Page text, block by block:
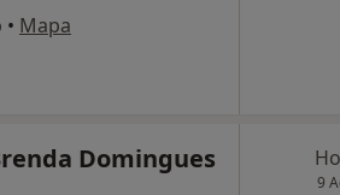
• Mapa
Domingues
9